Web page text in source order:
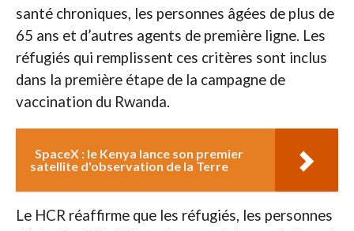
santé chroniques, les personnes âgées de plus de
65 ans et d’autres agents de première ligne. Les
réfugiés qui remplissent ces critères sont inclus
dans la première étape de la campagne de
vaccination du Rwanda.
SpaceX : le Kenya lance son premier
satellite d'observation de la Terre
Le HCR réaffirme que les réfugiés, les personnes